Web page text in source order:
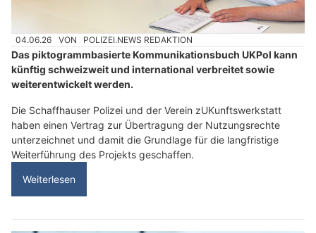
04.06.26 VON POLIZEI.NEWS REDAKTION
Das piktogrammbasierte Kommunikationsbuch UKPol kann
künftig schweizweit und international verbreitet sowie
weiterentwickelt werden.
Die Schaffhauser Polizei und der Verein zUKunftswerkstatt
haben einen Vertrag zur Übertragung der Nutzungsrechte
unterzeichnet und damit die Grundlage für die langfristige
Weiterführung des Projekts geschaffen.
Weiterlesen